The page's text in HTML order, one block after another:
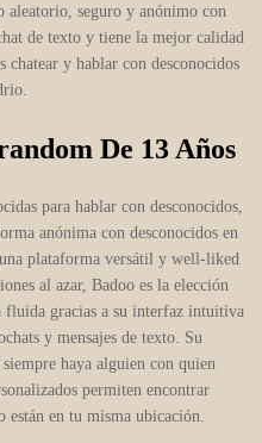
aleatorio, seguro y anónimo con
de texto y tiene la mejor calidad
y hablar con desconocidos
De 13 Años
para hablar con desconocidos,
anónima con desconocidos en
plataforma versátil y well-liked
al azar, Badoo es la elección
fluida gracias a su interfaz intuitiva
y mensajes de texto. Su
haya alguien con quien
permiten encontrar
están en tu misma ubicación.